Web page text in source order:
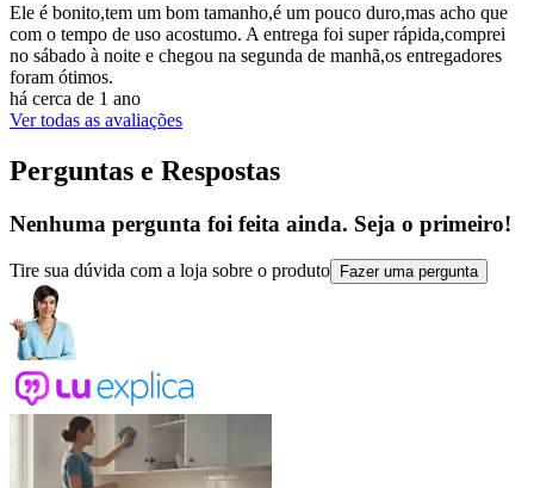
Ele é bonito,tem um bom tamanho,é um pouco duro,mas acho que
com o tempo de uso acostumo. A entrega foi super rápida,comprei
no sábado à noite e chegou na segunda de manhã,os entregadores
foram ótimos.
há cerca de 1 ano
Ver todas as avaliações
Perguntas e Respostas
Nenhuma pergunta foi feita ainda. Seja o primeiro!
Tire sua dúvida com a loja sobre o produto Fazer uma pergunta